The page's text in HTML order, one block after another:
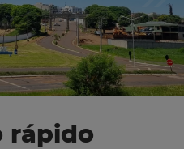
rápido